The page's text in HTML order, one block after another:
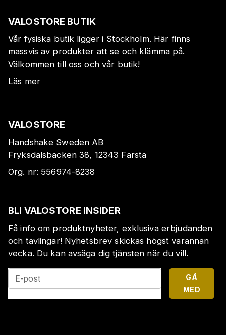
VALOSTORE BUTIK
Vår fysiska butik ligger i Stockholm. Här finns
massvis av produkter att se och klämma på.
Välkommen till oss och vår butik!
Läs mer
VALOSTORE
Handshake Sweden AB
Fryksdalsbacken 38, 12343 Farsta
Org. nr: 556974-8238
BLI VALOSTORE INSIDER
Få info om produktnyheter, exklusiva erbjudanden
och tävlingar! Nyhetsbrev skickas högst varannan
vecka. Du kan avsäga dig tjänsten när du vill.
E-post
GÅ
MED